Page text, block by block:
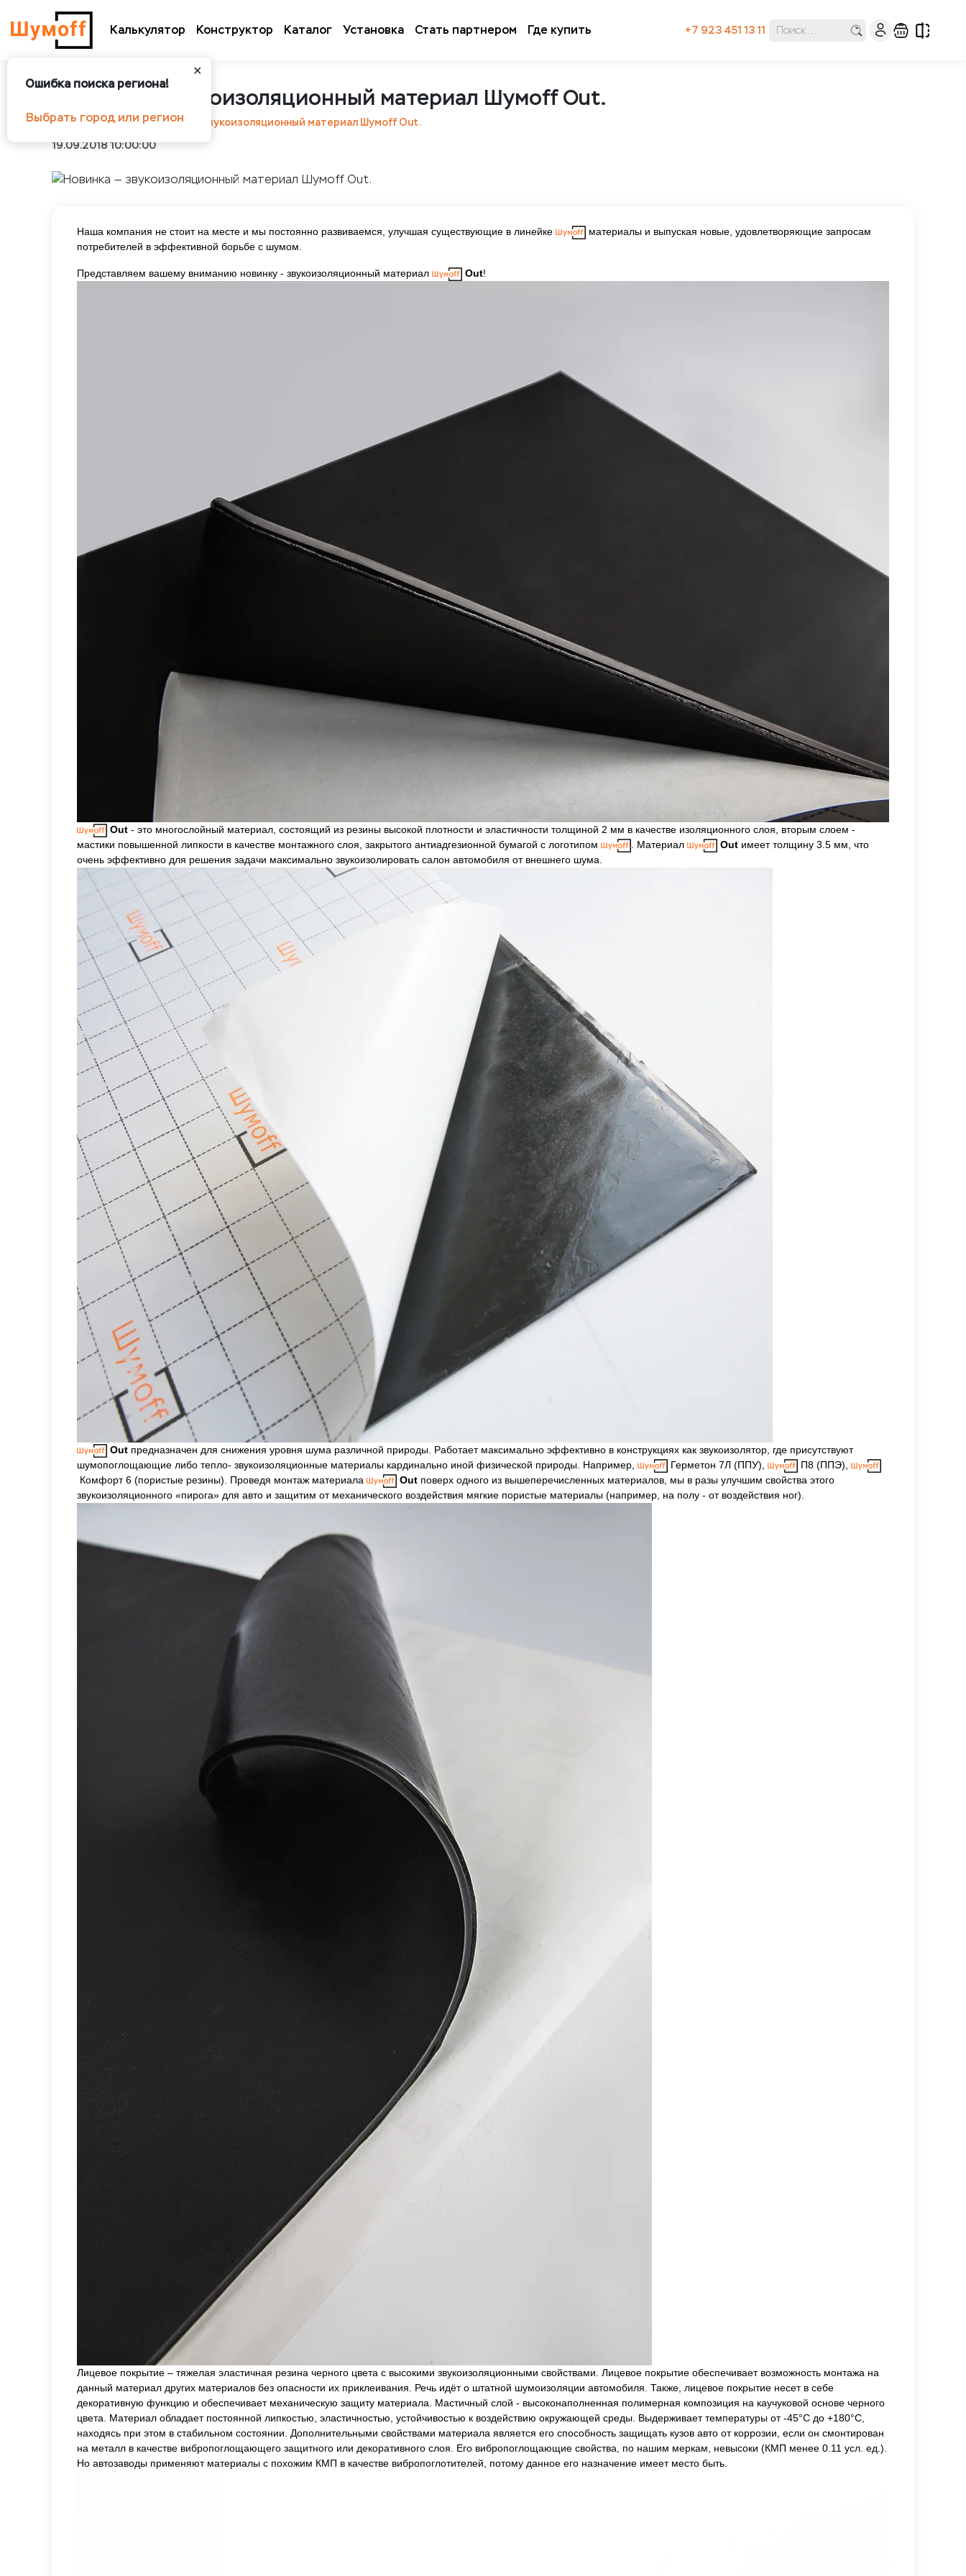
Калькулятор Конструктор Каталог Установка Стать партнером Где купить +7 923 451 13 11
✕
Ошибка поиска региона!
Выбрать город или регион
Новинка — звукоизоляционный материал Шумoff Out.
Шумоff Статьи
Новинка — звукоизоляционный материал Шумoff Out.
19.09.2018 10:00:00
Наша компания не стоит на месте и мы постоянно развиваемся, улучшая существующие в линейке
материалы и выпуская новые, удовлетворяющие запросам
потребителей в эффективной борьбе с шумом.
Представляем вашему вниманию новинку - звукоизоляционный материал Out!
Out - это многослойный материал, состоящий из резины высокой плотности и эластичности толщиной 2 мм в качестве изоляционного слоя, вторым слоем -
мастики повышенной липкости в качестве монтажного слоя, закрытого антиадгезионной бумагой с логотипом
. Материал Out имеет толщину 3.5 мм, что
очень эффективно для решения задачи максимально звукоизолировать салон автомобиля от внешнего шума.
Out предназначен для снижения уровня шума различной природы. Работает максимально эффективно в конструкциях как звукоизолятор, где присутствуют
шумопоглощающие либо тепло- звукоизоляционные материалы кардинально иной физической природы. Например,
Герметон 7Л (ППУ),
П8 (ППЭ),
Комфорт 6 (пористые резины). Проведя монтаж материала
Out поверх одного из вышеперечисленных материалов, мы в разы улучшим свойства этого
звукоизоляционного «пирога» для авто и защитим от механического воздействия мягкие пористые материалы (например, на полу - от воздействия ног).
Лицевое покрытие – тяжелая эластичная резина черного цвета с высокими звукоизоляционными свойствами. Лицевое покрытие обеспечивает возможность монтажа на
данный материал других материалов без опасности их приклеивания. Речь идёт о штатной шумоизоляции автомобиля. Также, лицевое покрытие несет в себе
декоративную функцию и обеспечивает механическую защиту материала. Мастичный слой - высоконаполненная полимерная композиция на каучуковой основе черного
цвета. Материал обладает постоянной липкостью, эластичностью, устойчивостью к воздействию окружающей среды. Выдерживает температуры от -45°С до +180°С,
находясь при этом в стабильном состоянии. Дополнительными свойствами материала является его способность защищать кузов авто от коррозии, если он смонтирован
на металл в качестве вибропоглощающего защитного или декоративного слоя. Его вибропоглощающие свойства, по нашим меркам, невысоки (КМП менее 0.11 усл. ед.).
Но автозаводы применяют материалы с похожим КМП в качестве вибропоглотителей, потому данное его назначение имеет место быть.